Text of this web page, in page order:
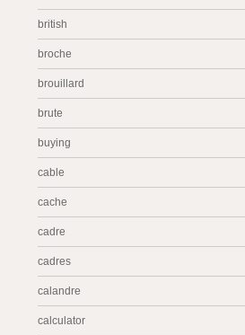
british
broche
brouillard
brute
buying
cable
cache
cadre
cadres
calandre
calculator